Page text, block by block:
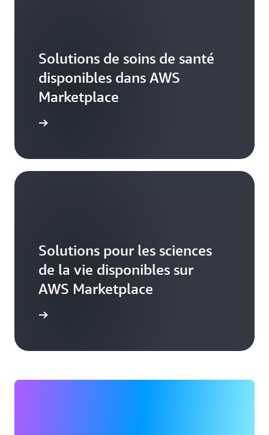
Solutions de soins de santé
disponibles dans AWS
Marketplace
Solutions pour les sciences
de la vie disponibles sur
AWS Marketplace